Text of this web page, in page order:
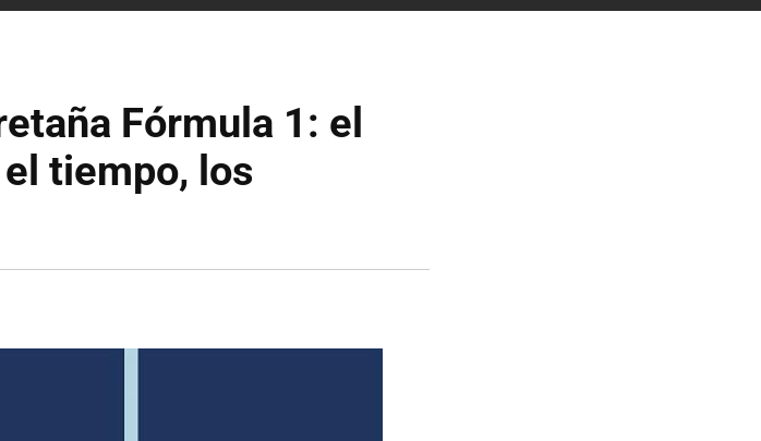
Fórmula 1: el
tiempo, los